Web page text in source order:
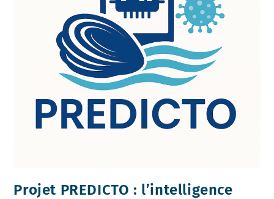
Projet PREDICTO : l’intelligence